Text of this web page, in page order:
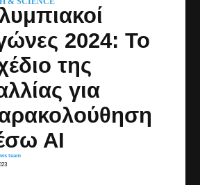
2024: Το
της
για
ΑΙ
team